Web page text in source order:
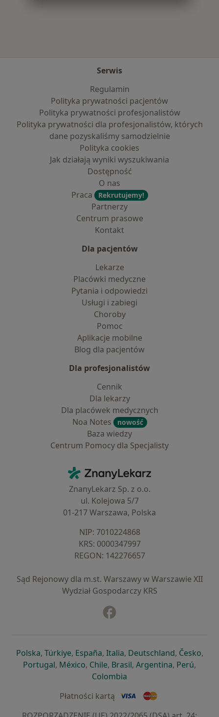
Serwis
Regulamin
Polityka prywatności pacjentów
Polityka prywatności profesjonalistów
Polityka prywatności dla profesjonalistów, których
dane pozyskaliśmy samodzielnie
Polityka cookies
Jak działają wyniki wyszukiwania
Dostępność
O nas
Praca
Rekrutujemy!
Partnerzy
Centrum prasowe
Kontakt
Dla pacjentów
Lekarze
Placówki medyczne
Pytania i odpowiedzi
Usługi i zabiegi
Choroby
Pomoc
Aplikacje mobilne
Blog dla pacjentów
Dla profesjonalistów
Cennik
Dla lekarzy
Dla placówek medycznych
Noa Notes
nowość
Baza wiedzy
Centrum Pomocy dla Specjalisty
ZnanyLekarz - Strona główna
ZnanyLekarz Sp. z o.o.
ul. Kolejowa 5/7
01-217 Warszawa, Polska
NIP: ⁠7010224868
KRS: ⁠0000347997
REGON: ⁠142276657
Sąd Rejonowy dla m.st. Warszawy w Warszawie XII
Wydział Gospodarczy KRS
Polskaotwiera się w nowej karcie
, Türkiyeotwiera się w nowej karcie
, Españaotwiera się w nowej karcie
, Italiaotwiera się w nowej
, Deutschlandotwiera się
, Česko,
Portugalotwiera się w nowej karcie
, Méxicootwiera się w nowej karcie
, Chileotwiera się w nowej karcie
, Brasilotwiera się w nowej
, Argentinaotwiera się
, Perú,
Colombia
Płatności kartą